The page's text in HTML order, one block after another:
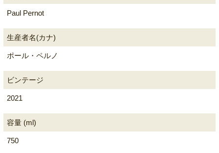
Paul Pernot
生産者名(カナ)
ポール・ペルノ
ビンテージ
2021
容量 (ml)
750